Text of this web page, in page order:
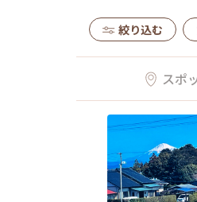
絞り込む
スポ